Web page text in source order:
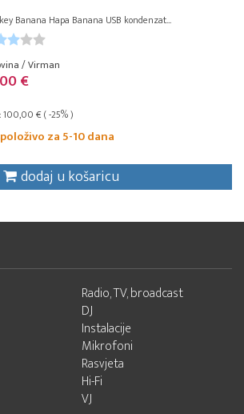
Banana Hapa Banana USB kondenzat...
/ Virman
€
100,00 € ( -25% )
za 5-10 dana
dodaj u košaricu
Radio, TV, broadcast
DJ
Instalacije
Mikrofoni
Rasvjeta
Hi-Fi
VJ